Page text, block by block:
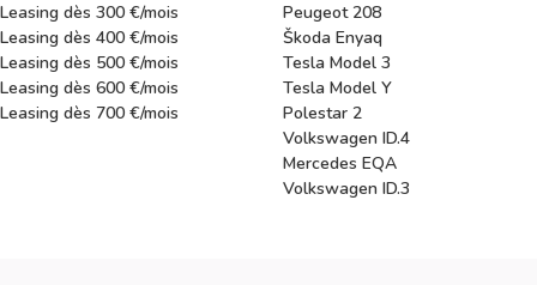
Leasing dès 300 €/mois
Leasing dès 400 €/mois
Leasing dès 500 €/mois
Leasing dès 600 €/mois
Leasing dès 700 €/mois
Peugeot 208
Škoda Enyaq
Tesla Model 3
Tesla Model Y
Polestar 2
Volkswagen ID.4
Mercedes EQA
Volkswagen ID.3